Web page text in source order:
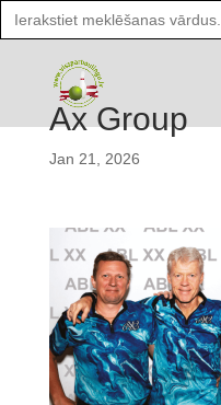
Search
for:
Ax Group
Jan 21, 2026